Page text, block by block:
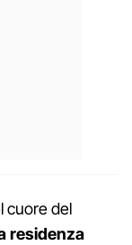
cuore del
residenza